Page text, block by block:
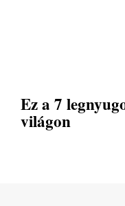
Ez a 7
világon